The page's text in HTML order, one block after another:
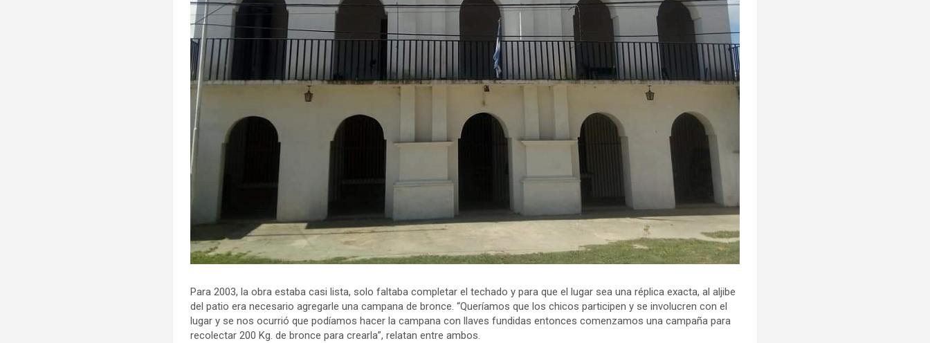
Para 2003, la obra estaba casi lista, solo faltaba completar el techado y para que el lugar sea una réplica exacta, al aljibe
del patio era necesario agregarle una campana de bronce. “Queríamos que los chicos participen y se involucren con el
lugar y se nos ocurrió que podíamos hacer la campana con llaves fundidas entonces comenzamos una campaña para
recolectar 200 Kg. de bronce para crearla”, relatan entre ambos.